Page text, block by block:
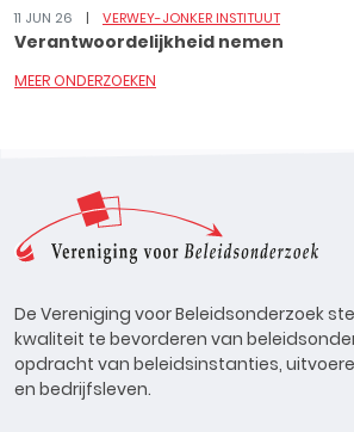
11 JUN 26 VERWEY-JONKER INSTITUUT
Verantwoordelijkheid nemen
MEER ONDERZOEKEN
De Vereniging voor Beleidsonderzoek
kwaliteit te bevorderen van
opdracht van beleidsinstanties,
en bedrijfsleven.